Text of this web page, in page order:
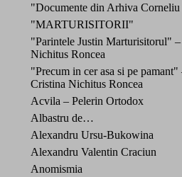
"Documente din Arhiva Corneliu
"MARTURISITORII"
"Parintele Justin Marturisitorul"
Nichitus Roncea
"Precum in cer asa si pe
Cristina Nichitus Roncea
Acvila – Pelerin Ortodox
Albastru de…
Alexandru Ursu-Bukowina
Alexandru Valentin Craciun
Anomismia